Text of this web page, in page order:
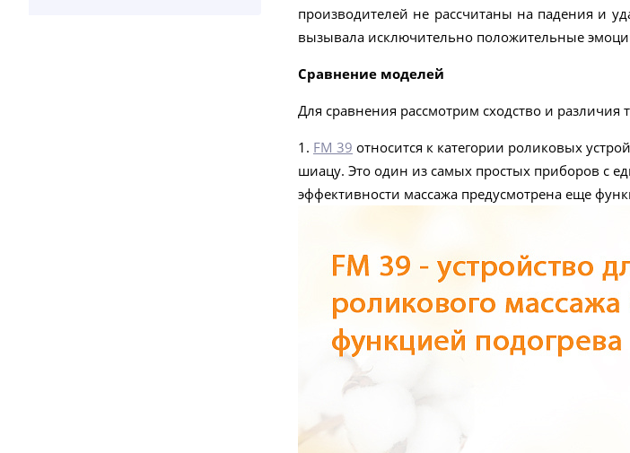
производителей не рассчитаны на падения и
вызывала исключительно положительные
Сравнение моделей
Для сравнения рассмотрим сходство и различия
1. FM 39 относится к категории роликовых
шиацу. Это один из самых простых приборов с
эффективности массажа предусмотрена еще